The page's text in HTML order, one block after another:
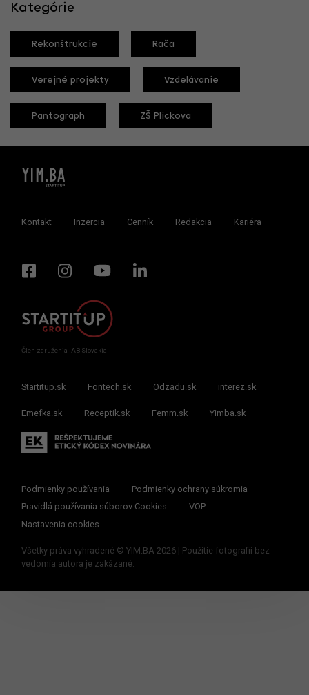
Kategórie
Rekonštrukcie Rača
Verejné projekty Vzdelávanie
Pantograph ZŠ Plickova
Kontakt Inzercia Cenník Redakcia Kariéra
Člen združenia IAB Slovakia
Startitup.sk Fontech.sk Odzadu.sk interez.sk
Emefka.sk Receptik.sk Femm.sk Yimba.sk
Podmienky používania
Podmienky ochrany súkromia
Pravidlá používania súborov Cookies
VOP
Nastavenia cookies
Všetky práva vyhradené © YIM.BA 2026 | Použitie fotografií bez
vedomia autora je zakázané.